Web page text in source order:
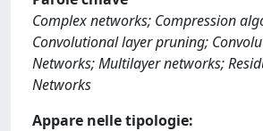
Complex networks; Compression
Convolutional layer pruning;
Networks; Multilayer networks;
Networks
Appare nelle tipologie: